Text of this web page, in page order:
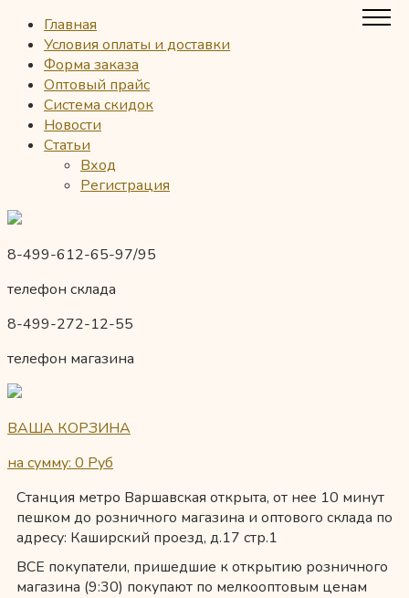
Главная
Условия оплаты и доставки
Форма заказа
Оптовый прайс
Система скидок
Новости
Статьи
Вход
Регистрация
8-499-612-65-97/95
телефон склада
8-499-272-12-55
телефон магазина
ВАША КОРЗИНА
на сумму: 0 Руб
Станция метро Варшавская открыта, от нее 10 минут
пешком до розничного магазина и оптового склада по
адресу: Каширский проезд, д.17 стр.1
ВСЕ покупатели, пришедшие к открытию розничного
магазина (9:30) покупают по мелкооптовым ценам